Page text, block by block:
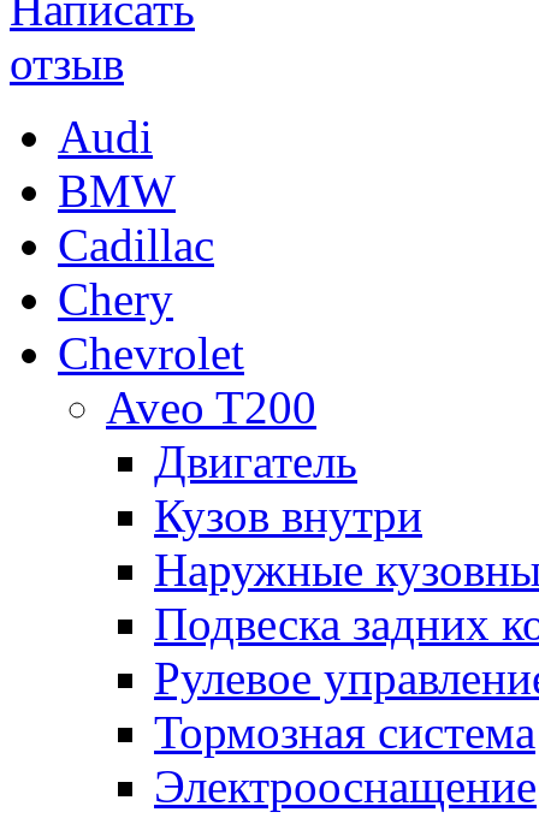
Audi
BMW
Cadillac
Chery
Chevrolet
Aveo T200
Двигатель
Кузов внутри
Наружные
Подвеска задних
Рулевое
Тормозная система
Электрооснащение